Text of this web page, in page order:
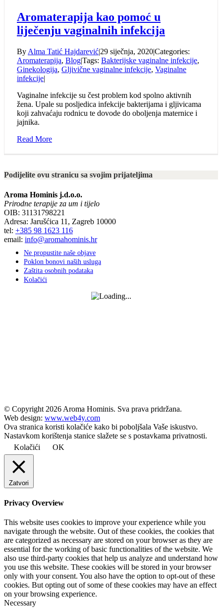
Aromaterapija kao pomoć u
liječenju vaginalnih infekcija
By Alma Tatić Hajdarević|29 siječnja, 2020|Categories:
Aromaterapija, Blog|Tags: Bakterijske vaginalne infekcije,
Ginekologija, Gljivične vaginalne infekcije, Vaginalne
infekcije|
Vaginalne infekcije su čest problem kod spolno aktivnih
žena. Upale su posljedica infekcije bakterijama i gljivicama
koji zahvaćaju rodnicu te dovode do oboljenja maternice i
jajnika.
Read More
Podijelite ovu stranicu sa svojim prijateljima
Aroma Hominis j.d.o.o.
Prirodne terapije za um i tijelo
OIB: 31131798221
Adresa: Jarušćica 11, Zagreb 10000
tel: +385 98 1623 116
email: info@aromahominis.hr
Ne propustite naše objave
Poklon bonovi naših usluga
Zaštita osobnih podataka
Kolačići
© Copyright 2026 Aroma Hominis. Sva prava pridržana.
Web design: www.web4y.com
Ova stranica koristi kolačiće kako bi poboljšala Vaše iskustvo.
Nastavkom korištenja stanice slažete se s postavkama privatnosti.
Kolačići
OK
Zatvori
Privacy Overview
This website uses cookies to improve your experience while you
navigate through the website. Out of these cookies, the cookies that
are categorized as necessary are stored on your browser as they are
essential for the working of basic functionalities of the website. We
also use third-party cookies that help us analyze and understand how
you use this website. These cookies will be stored in your browser
only with your consent. You also have the option to opt-out of these
cookies. But opting out of some of these cookies may have an effect
on your browsing experience.
Necessary